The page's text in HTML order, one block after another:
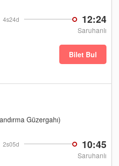
4s24d 12:24
Saruhanlı
Bilet Bul
2s05d 10:45
Saruhanlı
Güzergahı)